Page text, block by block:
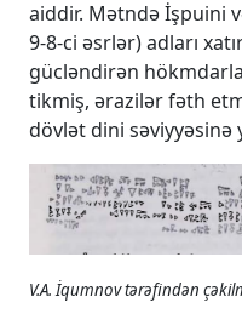
aiddir. Mətndə İşpuini
9-8-ci əsrlər) adları
gücləndirən
tikmiş, ərazilər fəth
dövlət dini səviyyəsinə
V.A. İqumnov tərəfindən